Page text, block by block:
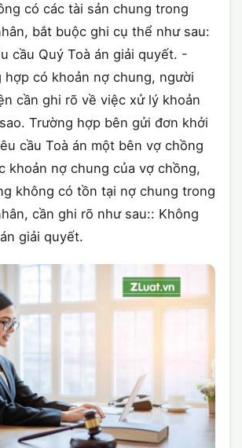
có các tài sản chung trong
bắt buộc ghi cụ thể như sau:
cầu Quý Toà án giải quyết. -
hợp có khoản nợ chung, người
cần ghi rõ về việc xử lý khoản
Trường hợp bên gửi đơn khởi
cầu Toà án một bên vợ chồng
khoản nợ chung của vợ chồng,
không có tồn tại nợ chung trong
cần ghi rõ như sau:: Không
giải quyết.